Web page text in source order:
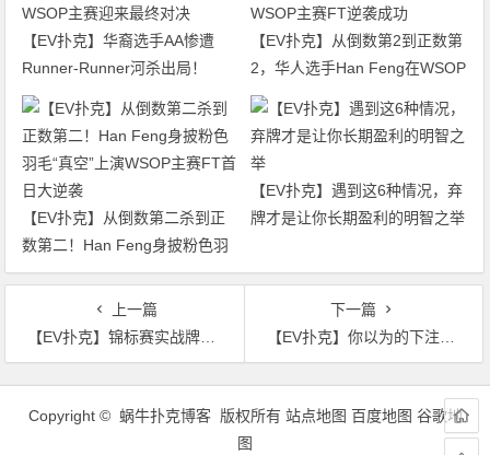
【EV扑克】华裔选手AA惨遭
Runner-Runner河杀出局！
WSOP主赛迎来最终对决
【EV扑克】从倒数第2到正数第
2，华人选手Han Feng在WSOP
主赛FT逆袭成功
【EV扑克】从倒数第二杀到正
数第二！Han Feng身披粉色羽
毛“真空”上演WSOP主赛FT首日
【EV扑克】遇到这6种情况，弃
牌才是让你长期盈利的明智之举
上一篇
【EV扑克】锦标赛实战牌局：手持TT撞上同花面，是英雄跟注还是落入陷阱？
下一篇
【EV扑克】你以为的下注，其实是在亮牌？Ed Miller解析三大信息陷阱
文
Copyright © 蜗牛扑克博客 版权所有 站点地图 百度地图 谷歌地
图